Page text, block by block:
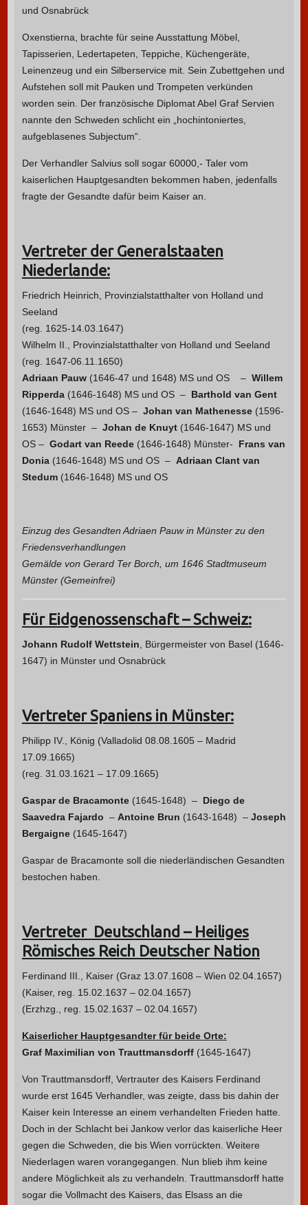
und Osnabrück
Oxenstierna, brachte für seine Ausstattung Möbel,
Tapisserien, Ledertapeten, Teppiche, Küchengeräte,
Leinenzeug und ein Silberservice mit. Sein Zubettgehen und
Aufstehen soll mit Pauken und Trompeten verkünden
worden sein. Der französische Diplomat Abel Graf Servien
nannte den Schweden schlicht ein „hochintoniertes,
aufgeblasenes Subjectum“.
Der Verhandler Salvius soll sogar 60000,- Taler vom
kaiserlichen Hauptgesandten bekommen haben, jedenfalls
fragte der Gesandte dafür beim Kaiser an.
Vertreter der Generalstaaten
Niederlande:
Friedrich Heinrich, Provinzialstatthalter von Holland und
Seeland
(reg. 1625-14.03.1647)
Wilhelm II., Provinzialstatthalter von Holland und Seeland
(reg. 1647-06.11.1650)
Adriaan Pauw(1646-47 und 1648) MS und OS – Willem
Ripperda(1646-1648) MS und OS – Barthold van Gent
(1646-1648) MS und OS – Johan van Mathenesse(1596-
1653) Münster – Johan de Knuyt(1646-1647) MS und
OS – Godart van Reede(1646-1648) Münster- Frans van
Donia(1646-1648) MS und OS – Adriaan Clant van
Stedum(1646-1648) MS und OS
Einzug des Gesandten Adriaen Pauw in Münster zu den
Friedensverhandlungen
Gemälde von Gerard Ter Borch, um 1646 Stadtmuseum
Münster (Gemeinfrei)
Für Eidgenossenschaft – Schweiz:
Johann Rudolf Wettstein , Bürgermeister von Basel (1646-
1647) in Münster und Osnabrück
Vertreter Spaniens in Münster:
Philipp IV., König (Valladolid 08.08.1605 – Madrid
17.09.1665)
(reg. 31.03.1621 – 17.09.1665)
Gaspar de Bracamonte(1645-1648) – Diego de
Saavedra Fajardo – Antoine Brun (1643-1648) – Joseph
Bergaigne(1645-1647)
Gaspar de Bracamonte soll die niederländischen Gesandten
bestochen haben.
Vertreter Deutschland – Heiliges
Römisches Reich Deutscher Nation
Ferdinand III., Kaiser (Graz 13.07.1608 – Wien 02.04.1657)
(Kaiser, reg. 15.02.1637 – 02.04.1657)
(Erzhzg., reg. 15.02.1637 – 02.04.1657)
Kaiserlicher Hauptgesandter für beide Orte:
Graf Maximilian von Trauttmansdorff(1645-1647)
Von Trauttmansdorff, Vertrauter des Kaisers Ferdinand
wurde erst 1645 Verhandler, was zeigte, dass bis dahin der
Kaiser kein Interesse an einem verhandelten Frieden hatte.
Doch in der Schlacht bei Jankow verlor das kaiserliche Heer
gegen die Schweden, die bis Wien vorrückten. Weitere
Niederlagen waren vorangegangen. Nun blieb ihm keine
andere Möglichkeit als zu verhandeln. Trauttmansdorff hatte
sogar die Vollmacht des Kaisers, das Elsass an die